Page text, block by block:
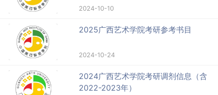
2024-10-10
2025广西艺术学院考研参考书目
2024-10-24
2024广西艺术学院考研调剂信息（含
2022-2023年）